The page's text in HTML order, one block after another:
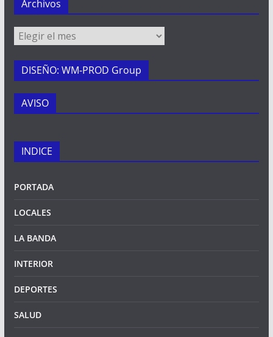
Archivos
Archivos
DISEÑO: WM-PROD Group
AVISO
INDICE
PORTADA
LOCALES
LA BANDA
INTERIOR
DEPORTES
SALUD